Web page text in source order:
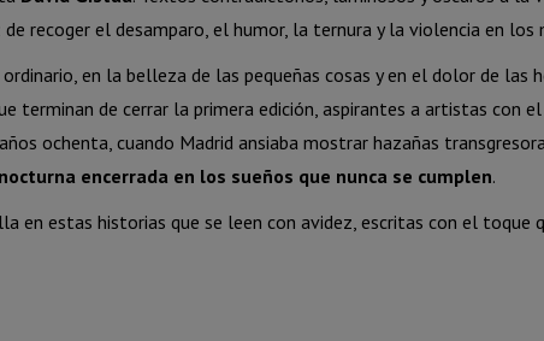
recoger el desamparo, el humor, la ternura y la violencia en los
en la belleza de las pequeñas cosas y en el dolor de las
terminan de cerrar la primera edición, aspirantes a artistas con
ochenta, cuando Madrid ansiaba mostrar hazañas
encerrada en los sueños que nunca se cumplen.
en estas historias que se leen con avidez, escritas con el